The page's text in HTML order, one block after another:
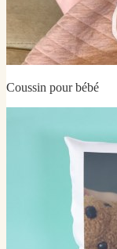
Coussin pour bébé